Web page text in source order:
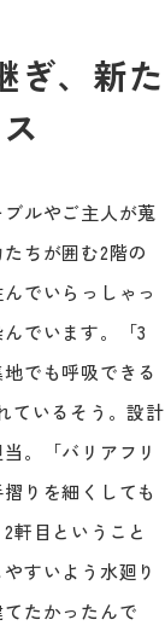
ぎ、新た
ルやご主人が蒐
ちが囲む2階の
でいらっしゃっ
でいます。「3
でも呼吸できる
ているそう。設計
。「バリアフリ
りを細くしても
軒目ということ
すいよう水廻り
たかったんで